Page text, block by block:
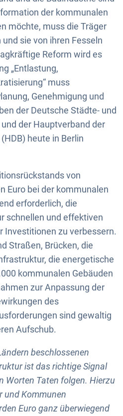
der kommunalen
möchte, muss die Träger
sie von ihren Fesseln
Reform wird es
„Entlastung,
muss
Genehmigung und
der Deutsche Städte- und
der Hauptverband der
heute in Berlin
von
Euro bei der kommunalen
erforderlich, die
schnellen und effektiven
Investitionen zu verbessern.
Straßen, Brücken, die
die energetische
kommunalen Gebäuden
zur Anpassung der
des
sind gewaltig
Aufschub.
beschlossenen
ist das richtige Signal
Worten Taten folgen. Hierzu
und Kommunen
Euro ganz überwiegend